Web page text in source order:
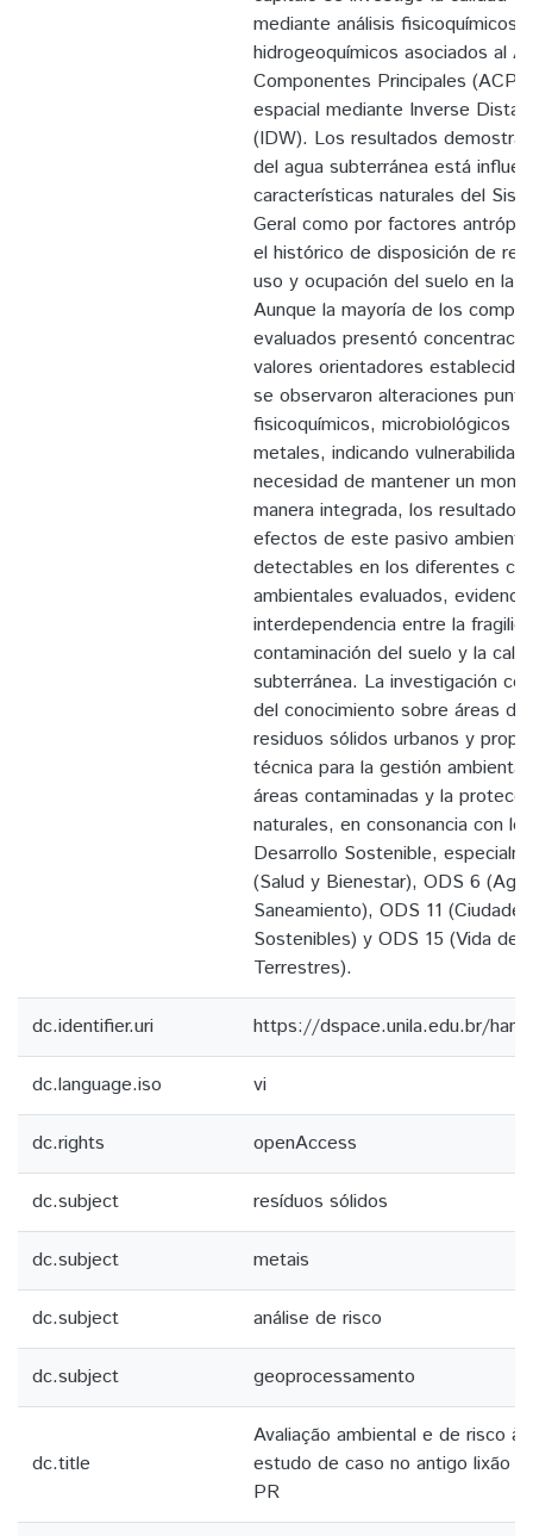
mediante análisis fisicoquímicos,
hidrogeoquímicos asociados al
Componentes Principales (ACP)
espacial mediante Inverse
(IDW). Los resultados
del agua subterránea está
características naturales del
Geral como por factores
el histórico de disposición de
uso y ocupación del suelo en la
Aunque la mayoría de los
evaluados presentó
valores orientadores
se observaron alteraciones
fisicoquímicos, microbiológicos y
metales, indicando
necesidad de mantener un
manera integrada, los
efectos de este pasivo
detectables en los diferentes
ambientales evaluados,
interdependencia entre la
contaminación del suelo y la
subterránea. La investigación
del conocimiento sobre áreas
residuos sólidos urbanos y
técnica para la gestión
áreas contaminadas y la
naturales, en consonancia con
Desarrollo Sostenible,
(Salud y Bienestar), ODS 6
Saneamiento), ODS 11
Sostenibles) y ODS 15 (Vida de
Terrestres).
dc.identifier.uri https://dspace.unila.edu.br/
dc.language.iso vi
dc.rights openAccess
dc.subject resíduos sólidos
dc.subject metais
dc.subject análise de risco
dc.subject geoprocessamento
dc.title
Avaliação ambiental e de risco à
estudo de caso no antigo lixão
PR